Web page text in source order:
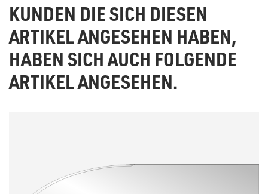
KUNDEN DIE SICH DIESEN
ARTIKEL ANGESEHEN HABEN,
HABEN SICH AUCH FOLGENDE
ARTIKEL ANGESEHEN.